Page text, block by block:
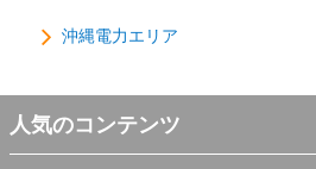
沖縄電力エリア
人気のコンテンツ